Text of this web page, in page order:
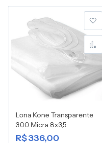
Lona Kone Transparente
300 Micra 8x3,5
R$ 336,00